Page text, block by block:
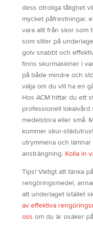
dess otroliga tålighet
mycket påfrestningar,
vara allt från skor som
som sliter på
golv snabbt och
finns skurmaskiner i
på både mindre och
välja om du vill ha en
Hos ACM hittar du ett
professionell lokalvård
medelstora eller små.
kommer skur-
utrymmena och
ansträngning. Kolla in
Tips! Viktigt att tänka
rengöringsmedel,
att underlaget istället
av effektiva
oss om du är osäker